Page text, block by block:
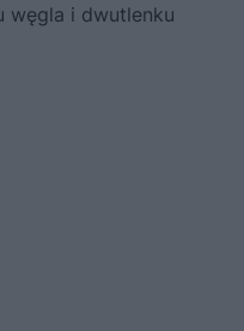
węgla i dwutlenku